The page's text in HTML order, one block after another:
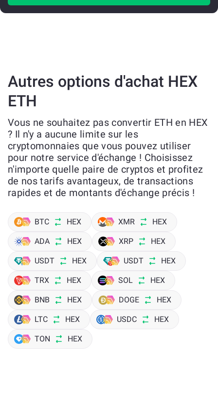
Autres options d'achat HEX
ETH
Vous ne souhaitez pas convertir ETH en HEX
? Il n'y a aucune limite sur les
cryptomonnaies que vous pouvez utiliser
pour notre service d'échange ! Choisissez
n'importe quelle paire de cryptos et profitez
de nos tarifs avantageux, de transactions
rapides et de montants d'échange précis !
BTC HEX XMR HEX
ADA HEX XRP HEX
USDT HEX USDT HEX
TRX HEX SOL HEX
BNB HEX DOGE HEX
LTC HEX USDC HEX
TON HEX